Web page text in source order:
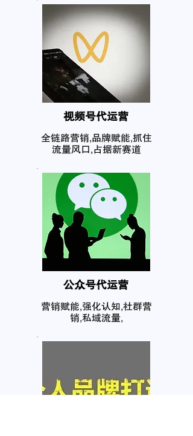
​视频号代运营
全链路营销,品牌赋能,抓住
流量风口,占据新赛道
公众号代运营
营销赋能,强化认知,社群营
销,私域流量,